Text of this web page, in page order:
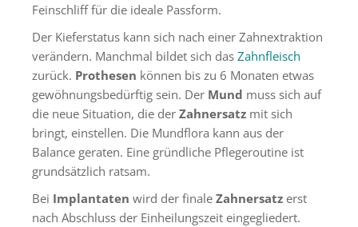
Feinschliff für die ideale Passform.
Der Kieferstatus kann sich nach einer Zahnextraktion
verändern. Manchmal bildet sich das Zahnfleisch
zurück. Prothesen können bis zu 6 Monaten etwas
gewöhnungsbedürftig sein. Der Mund muss sich auf
die neue Situation, die der Zahnersatz mit sich
bringt, einstellen. Die Mundflora kann aus der
Balance geraten. Eine gründliche Pflegeroutine ist
grundsätzlich ratsam.
Bei Implantaten wird der finale Zahnersatz erst
nach Abschluss der Einheilungszeit eingegliedert.